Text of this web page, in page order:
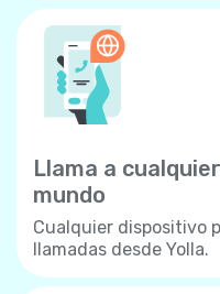
Llama a
mundo
Cualquier dispositivo
llamadas desde Yolla.